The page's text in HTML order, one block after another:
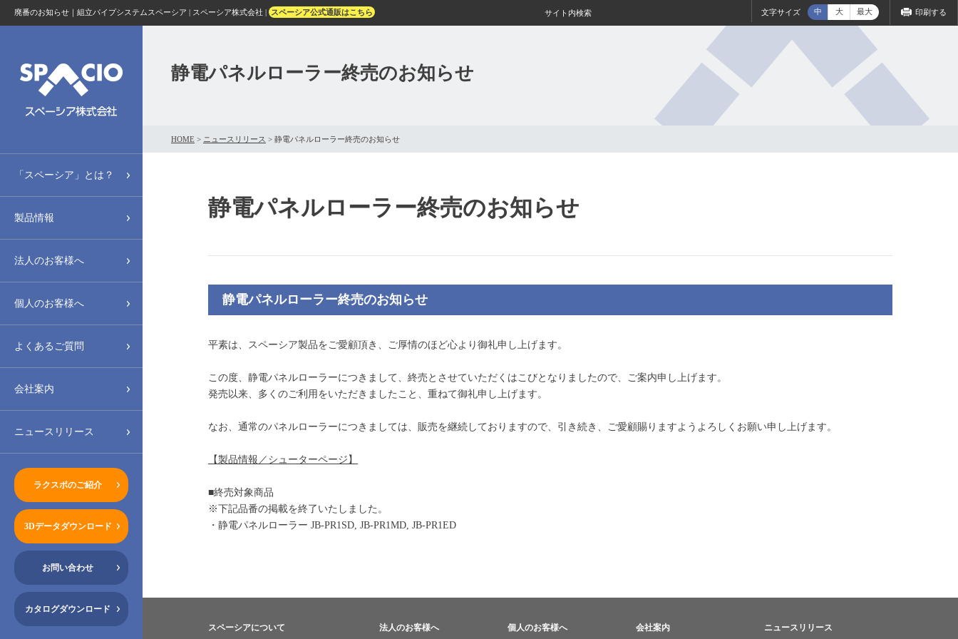
廃番のお知らせ｜組立パイプシステムスペーシア | スペーシア株式会社 | スペーシア公式通販はこちら サイト内検索 文字サイズ 中 大 最大 印刷する
「スペーシア」とは？
製品情報
法人のお客様へ
個人のお客様へ
よくあるご質問
会社案内
ニュースリリース
ラクスポのご紹介
3Dデータダウンロード
お問い合わせ
カタログダウンロード
静電パネルローラー終売のお知らせ
HOME > ニュースリリース > 静電パネルローラー終売のお知らせ
静電パネルローラー終売のお知らせ
静電パネルローラー終売のお知らせ
平素は、スペーシア製品をご愛顧頂き、ご厚情のほど心より御礼申し上げます。
この度、静電パネルローラーにつきまして、終売とさせていただくはこびとなりましたので、ご案内申し上げます。
発売以来、多くのご利用をいただきましたこと、重ねて御礼申し上げます。
なお、通常のパネルローラーにつきましては、販売を継続しておりますので、引き続き、ご愛顧賜りますようよろしくお願い申し上げます。
【製品情報／シューターページ】
■終売対象商品
※下記品番の掲載を終了いたしました。
・静電パネルローラー JB-PR1SD, JB-PR1MD, JB-PR1ED
スペーシアについて 法人のお客様へ 個人のお客様へ 会社案内 ニュースリリース